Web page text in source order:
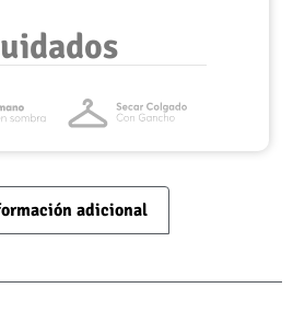
adicional